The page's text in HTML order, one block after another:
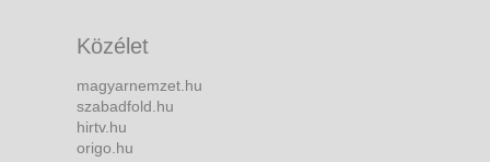
Közélet
magyarnemzet.hu
szabadfold.hu
hirtv.hu
origo.hu